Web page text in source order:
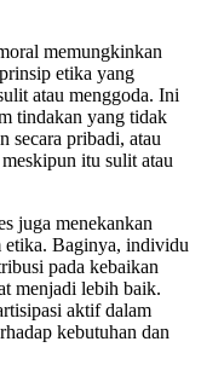
memungkinkan
etika yang
atau menggoda. Ini
tindakan yang tidak
secara pribadi, atau
itu sulit atau
juga menekankan
etika. Baginya, individu
pada kebaikan
menjadi lebih baik.
aktif dalam
kebutuhan dan